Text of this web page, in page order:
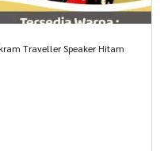
Traveller Speaker Hitam